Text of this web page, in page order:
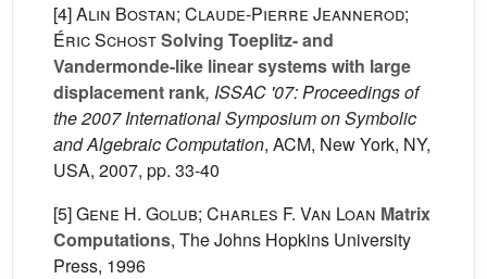
[4]Alin Bostan; Claude-Pierre Jeannerod;
Éric SchostSolving Toeplitz- and
Vandermonde-like linear systems with large
displacement rank, ISSAC '07: Proceedings of
the 2007 International Symposium on Symbolic
and Algebraic Computation, ACM, New York, NY,
USA, 2007, pp. 33-40
[5]Gene H. Golub; Charles F. Van Loan Matrix
Computations, The Johns Hopkins University
Press, 1996